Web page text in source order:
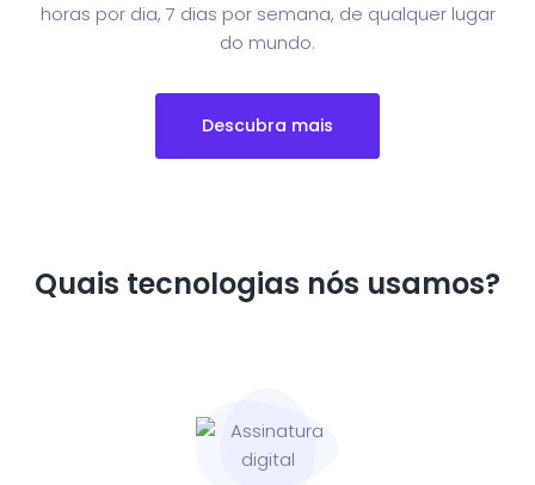
horas por dia, 7 dias por semana, de qualquer lugar
do mundo.
Descubra mais
Quais tecnologias nós usamos?